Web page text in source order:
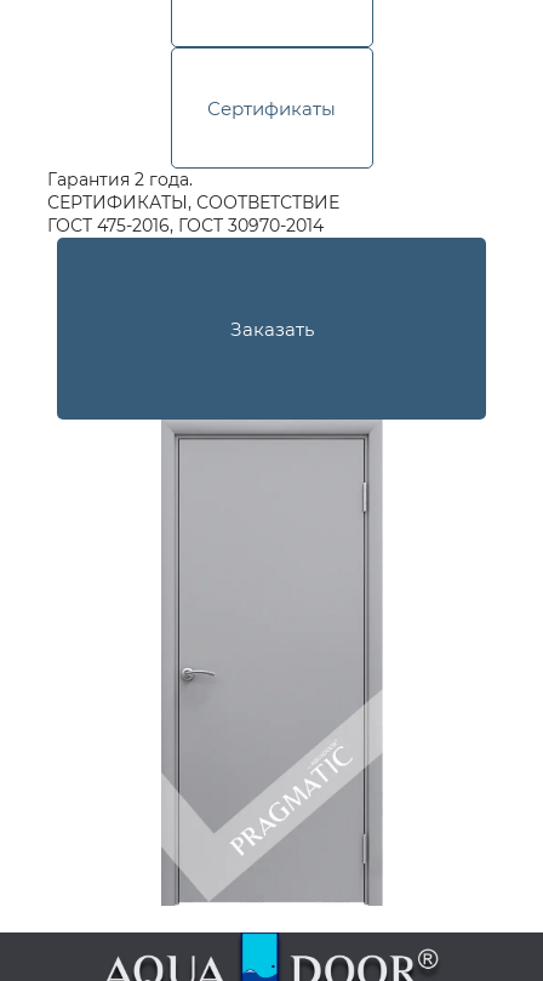
Сертификаты
Гарантия 2 года.
СЕРТИФИКАТЫ, СООТВЕТСТВИЕ
ГОСТ 475-2016, ГОСТ 30970-2014
Заказать